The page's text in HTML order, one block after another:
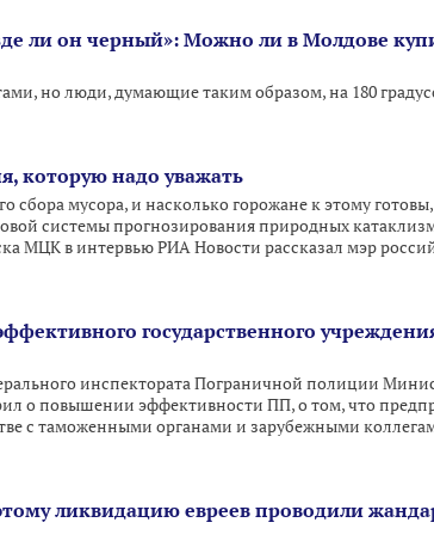
ли он черный»: Можно ли в Молдове
но люди, думающие таким образом, на 180
которую надо уважать
сбора мусора, и насколько горожане к этому
системы прогнозирования природных
МЦК в интервью РИА Новости рассказал мэр
государственного
инспектората Пограничной полиции
о повышении эффективности ПП, о том, что
с таможенными органами и зарубежными
ликвидацию евреев проводили